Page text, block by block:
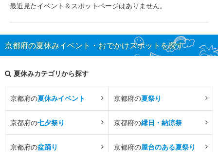
最近見たイベント＆スポットページはありません。
京都府の夏休みイベント・おでかけスポットを探す
夏休みカテゴリから探す
京都府の夏休みイベント 京都府の夏祭り
京都府の七夕祭り 京都府の縁日・納涼祭
京都府の盆踊り 京都府の屋台のある夏祭り